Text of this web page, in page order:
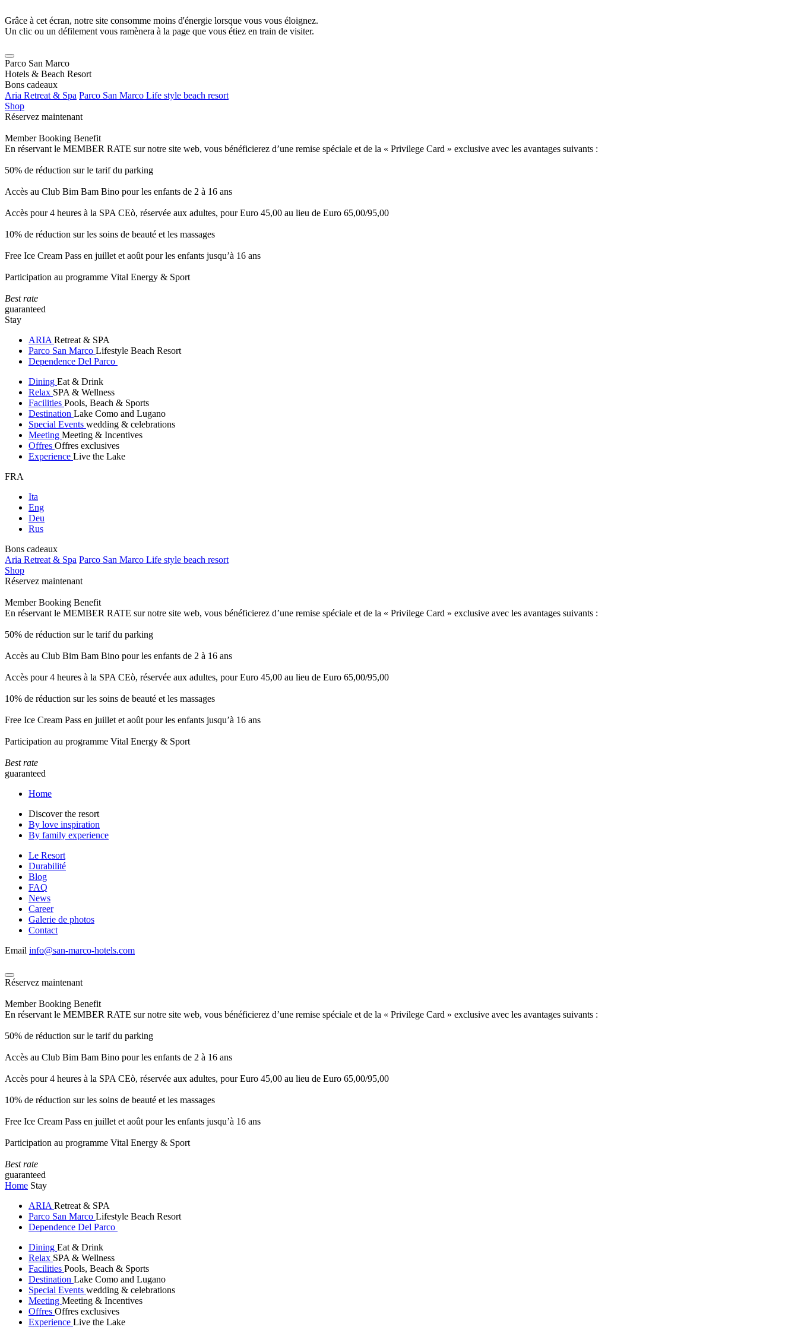
Grâce à cet écran, notre site consomme moins d'énergie lorsque vous vous éloignez.
Un clic ou un défilement vous ramènera à la page que vous étiez en train de visiter.
Parco San Marco
Hotels & Beach Resort
Bons cadeaux
Aria Retreat & Spa Parco San Marco Life style beach resort
Shop
Réservez maintenant
Member Booking Benefit
En réservant le MEMBER RATE sur notre site web, vous bénéficierez d’une remise spéciale et de la « Privilege Card » exclusive avec les avantages suivants :
50% de réduction sur le tarif du parking
Accès au Club Bim Bam Bino pour les enfants de 2 à 16 ans
Accès pour 4 heures à la SPA CEò, réservée aux adultes, pour Euro 45,00 au lieu de Euro 65,00/95,00
10% de réduction sur les soins de beauté et les massages
Free Ice Cream Pass en juillet et août pour les enfants jusqu’à 16 ans
Participation au programme Vital Energy & Sport
Best rate
guaranteed
Stay
ARIA Retreat & SPA
Parco San Marco Lifestyle Beach Resort
Dependence Del Parco
Dining Eat & Drink
Relax SPA & Wellness
Facilities Pools, Beach & Sports
Destination Lake Como and Lugano
Special Events wedding & celebrations
Meeting Meeting & Incentives
Offres Offres exclusives
Experience Live the Lake
FRA
Ita
Eng
Deu
Rus
Bons cadeaux
Aria Retreat & Spa Parco San Marco Life style beach resort
Shop
Réservez maintenant
Member Booking Benefit
En réservant le MEMBER RATE sur notre site web, vous bénéficierez d’une remise spéciale et de la « Privilege Card » exclusive avec les avantages suivants :
50% de réduction sur le tarif du parking
Accès au Club Bim Bam Bino pour les enfants de 2 à 16 ans
Accès pour 4 heures à la SPA CEò, réservée aux adultes, pour Euro 45,00 au lieu de Euro 65,00/95,00
10% de réduction sur les soins de beauté et les massages
Free Ice Cream Pass en juillet et août pour les enfants jusqu’à 16 ans
Participation au programme Vital Energy & Sport
Best rate
guaranteed
Home
Discover the resort
By love inspiration
By family experience
Le Resort
Durabilité
Blog
FAQ
News
Career
Galerie de photos
Contact
Email info@san-marco-hotels.com
Réservez maintenant
Member Booking Benefit
En réservant le MEMBER RATE sur notre site web, vous bénéficierez d’une remise spéciale et de la « Privilege Card » exclusive avec les avantages suivants :
50% de réduction sur le tarif du parking
Accès au Club Bim Bam Bino pour les enfants de 2 à 16 ans
Accès pour 4 heures à la SPA CEò, réservée aux adultes, pour Euro 45,00 au lieu de Euro 65,00/95,00
10% de réduction sur les soins de beauté et les massages
Free Ice Cream Pass en juillet et août pour les enfants jusqu’à 16 ans
Participation au programme Vital Energy & Sport
Best rate
guaranteed
Home Stay
ARIA Retreat & SPA
Parco San Marco Lifestyle Beach Resort
Dependence Del Parco
Dining Eat & Drink
Relax SPA & Wellness
Facilities Pools, Beach & Sports
Destination Lake Como and Lugano
Special Events wedding & celebrations
Meeting Meeting & Incentives
Offres Offres exclusives
Experience Live the Lake